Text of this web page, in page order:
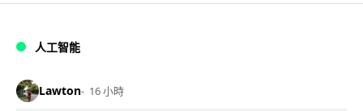
人工智能
Lawton 16 小時